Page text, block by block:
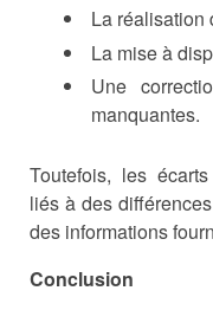
La réalisation
La mise à
Une
manquantes.
Toutefois, les
liés à des
des informations
Conclusion